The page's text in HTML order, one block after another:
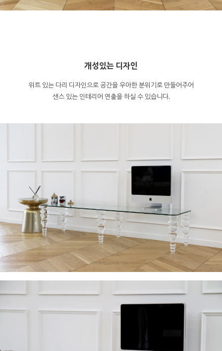
개성있는 디자인
위트 있는 다리 디자인으로 공간을 우아한 분위기로 만들어주어
센스 있는 인테리어 연출을 하실 수 있습니다.